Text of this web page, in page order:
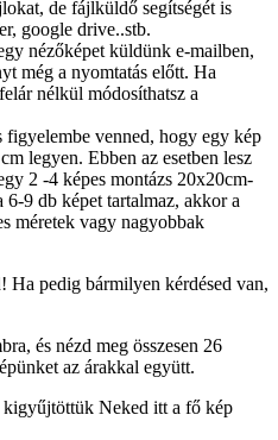
de fájlküldő segítségét is
google drive..stb.
nézőképet küldünk e-mailben,
még a nyomtatás előtt. Ha
nélkül módosíthatsz a
figyelembe venned, hogy egy kép
legyen. Ebben az esetben lesz
2 -4 képes montázs 20x20cm-
6-9 db képet tartalmaz, akkor a
méretek vagy nagyobbak
Ha pedig bármilyen kérdésed van,
és nézd meg összesen 26
az árakkal együtt.
Neked itt a fő kép